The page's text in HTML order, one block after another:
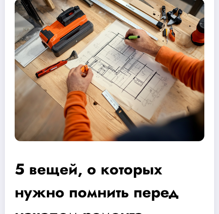
5 вещей, о которых
нужно помнить перед